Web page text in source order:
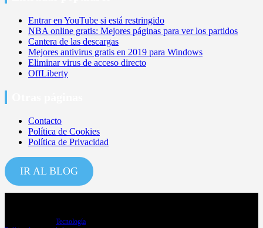
Entrar en YouTube si está restringido
NBA online gratis: Mejores páginas para ver los partidos
Cantera de las descargas
Mejores antivirus gratis en 2019 para Windows
Eliminar virus de acceso directo
OffLiberty
Contacto
Política de Cookies
Política de Privacidad
IR AL BLOG
Tecnología